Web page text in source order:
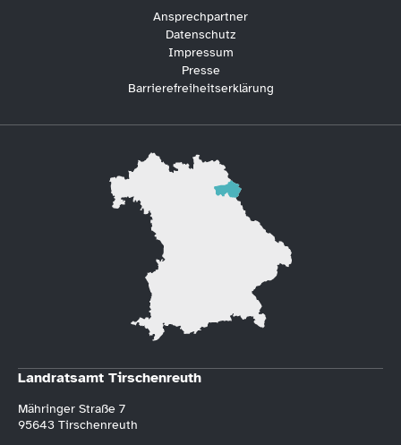
Ansprechpartner
Datenschutz
Impressum
Presse
Barrierefreiheitserklärung
Landratsamt Tirschenreuth
Mähringer Straße 7
95643 Tirschenreuth